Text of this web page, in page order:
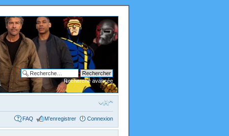
Recherche avancée
FAQ M’enregistrer Connexion